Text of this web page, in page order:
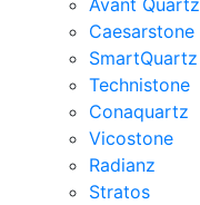
Caesarstone
SmartQuartz
Technistone
Conaquartz
Vicostone
Radianz
Stratos